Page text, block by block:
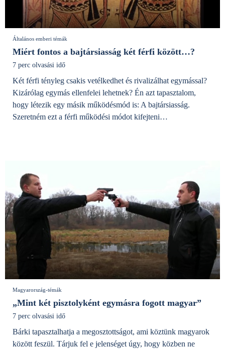
Általános emberi témák
Miért fontos a bajtársiasság két férfi között…?
7 perc olvasási idő
Két férfi tényleg csakis vetélkedhet és rivalizálhat egymással?
Kizárólag egymás ellenfelei lehetnek? Én azt tapasztalom,
hogy létezik egy másik működésmód is: A bajtársiasság.
Szeretném ezt a férfi működési módot kifejteni…
Magyarország-témák
„Mint két pisztolyként egymásra fogott magyar”
7 perc olvasási idő
Bárki tapasztalhatja a megosztottságot, ami köztünk magyarok
között feszül. Tárjuk fel e jelenséget úgy, hogy közben ne